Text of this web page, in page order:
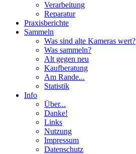
Verarbeitung
Reparatur
Praxisberichte
Sammeln
Was sind alte Kameras wert?
Was sammeln?
Alt gegen neu
Kaufberatung
Am Rande...
Statistik
Info
Über...
Danke!
Links
Nutzung
Impressum
Datenschutz